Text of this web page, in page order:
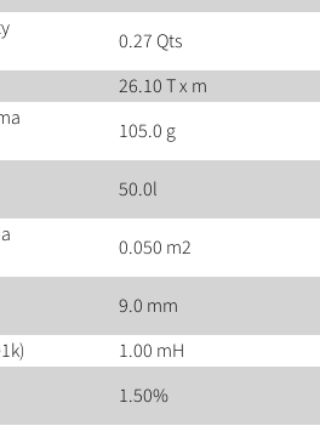
0.27 Qts
26.10 T x m
105.0 g
50.0l
0.050 m2
9.0 mm
1.00 mH
1.50%